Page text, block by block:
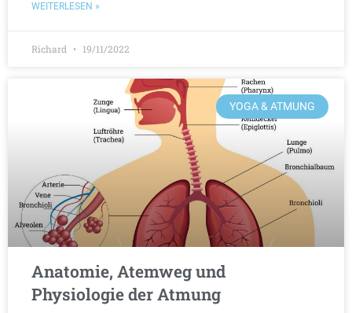
WEITERLESEN »
Richard 19/11/2022
YOGA & ATMUNG
Anatomie, Atemweg und
Physiologie der Atmung